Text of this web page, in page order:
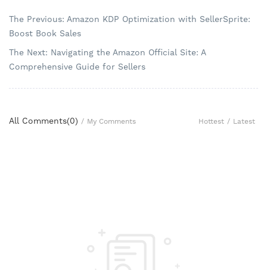
The Previous: Amazon KDP Optimization with SellerSprite:
Boost Book Sales
The Next: Navigating the Amazon Official Site: A
Comprehensive Guide for Sellers
All Comments(0) / My Comments Hottest / Latest